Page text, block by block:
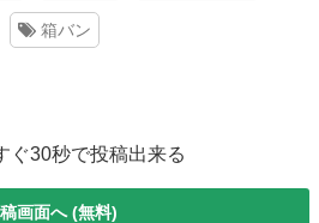
箱バン
ぐ30秒で投稿出来る
画面へ (無料)